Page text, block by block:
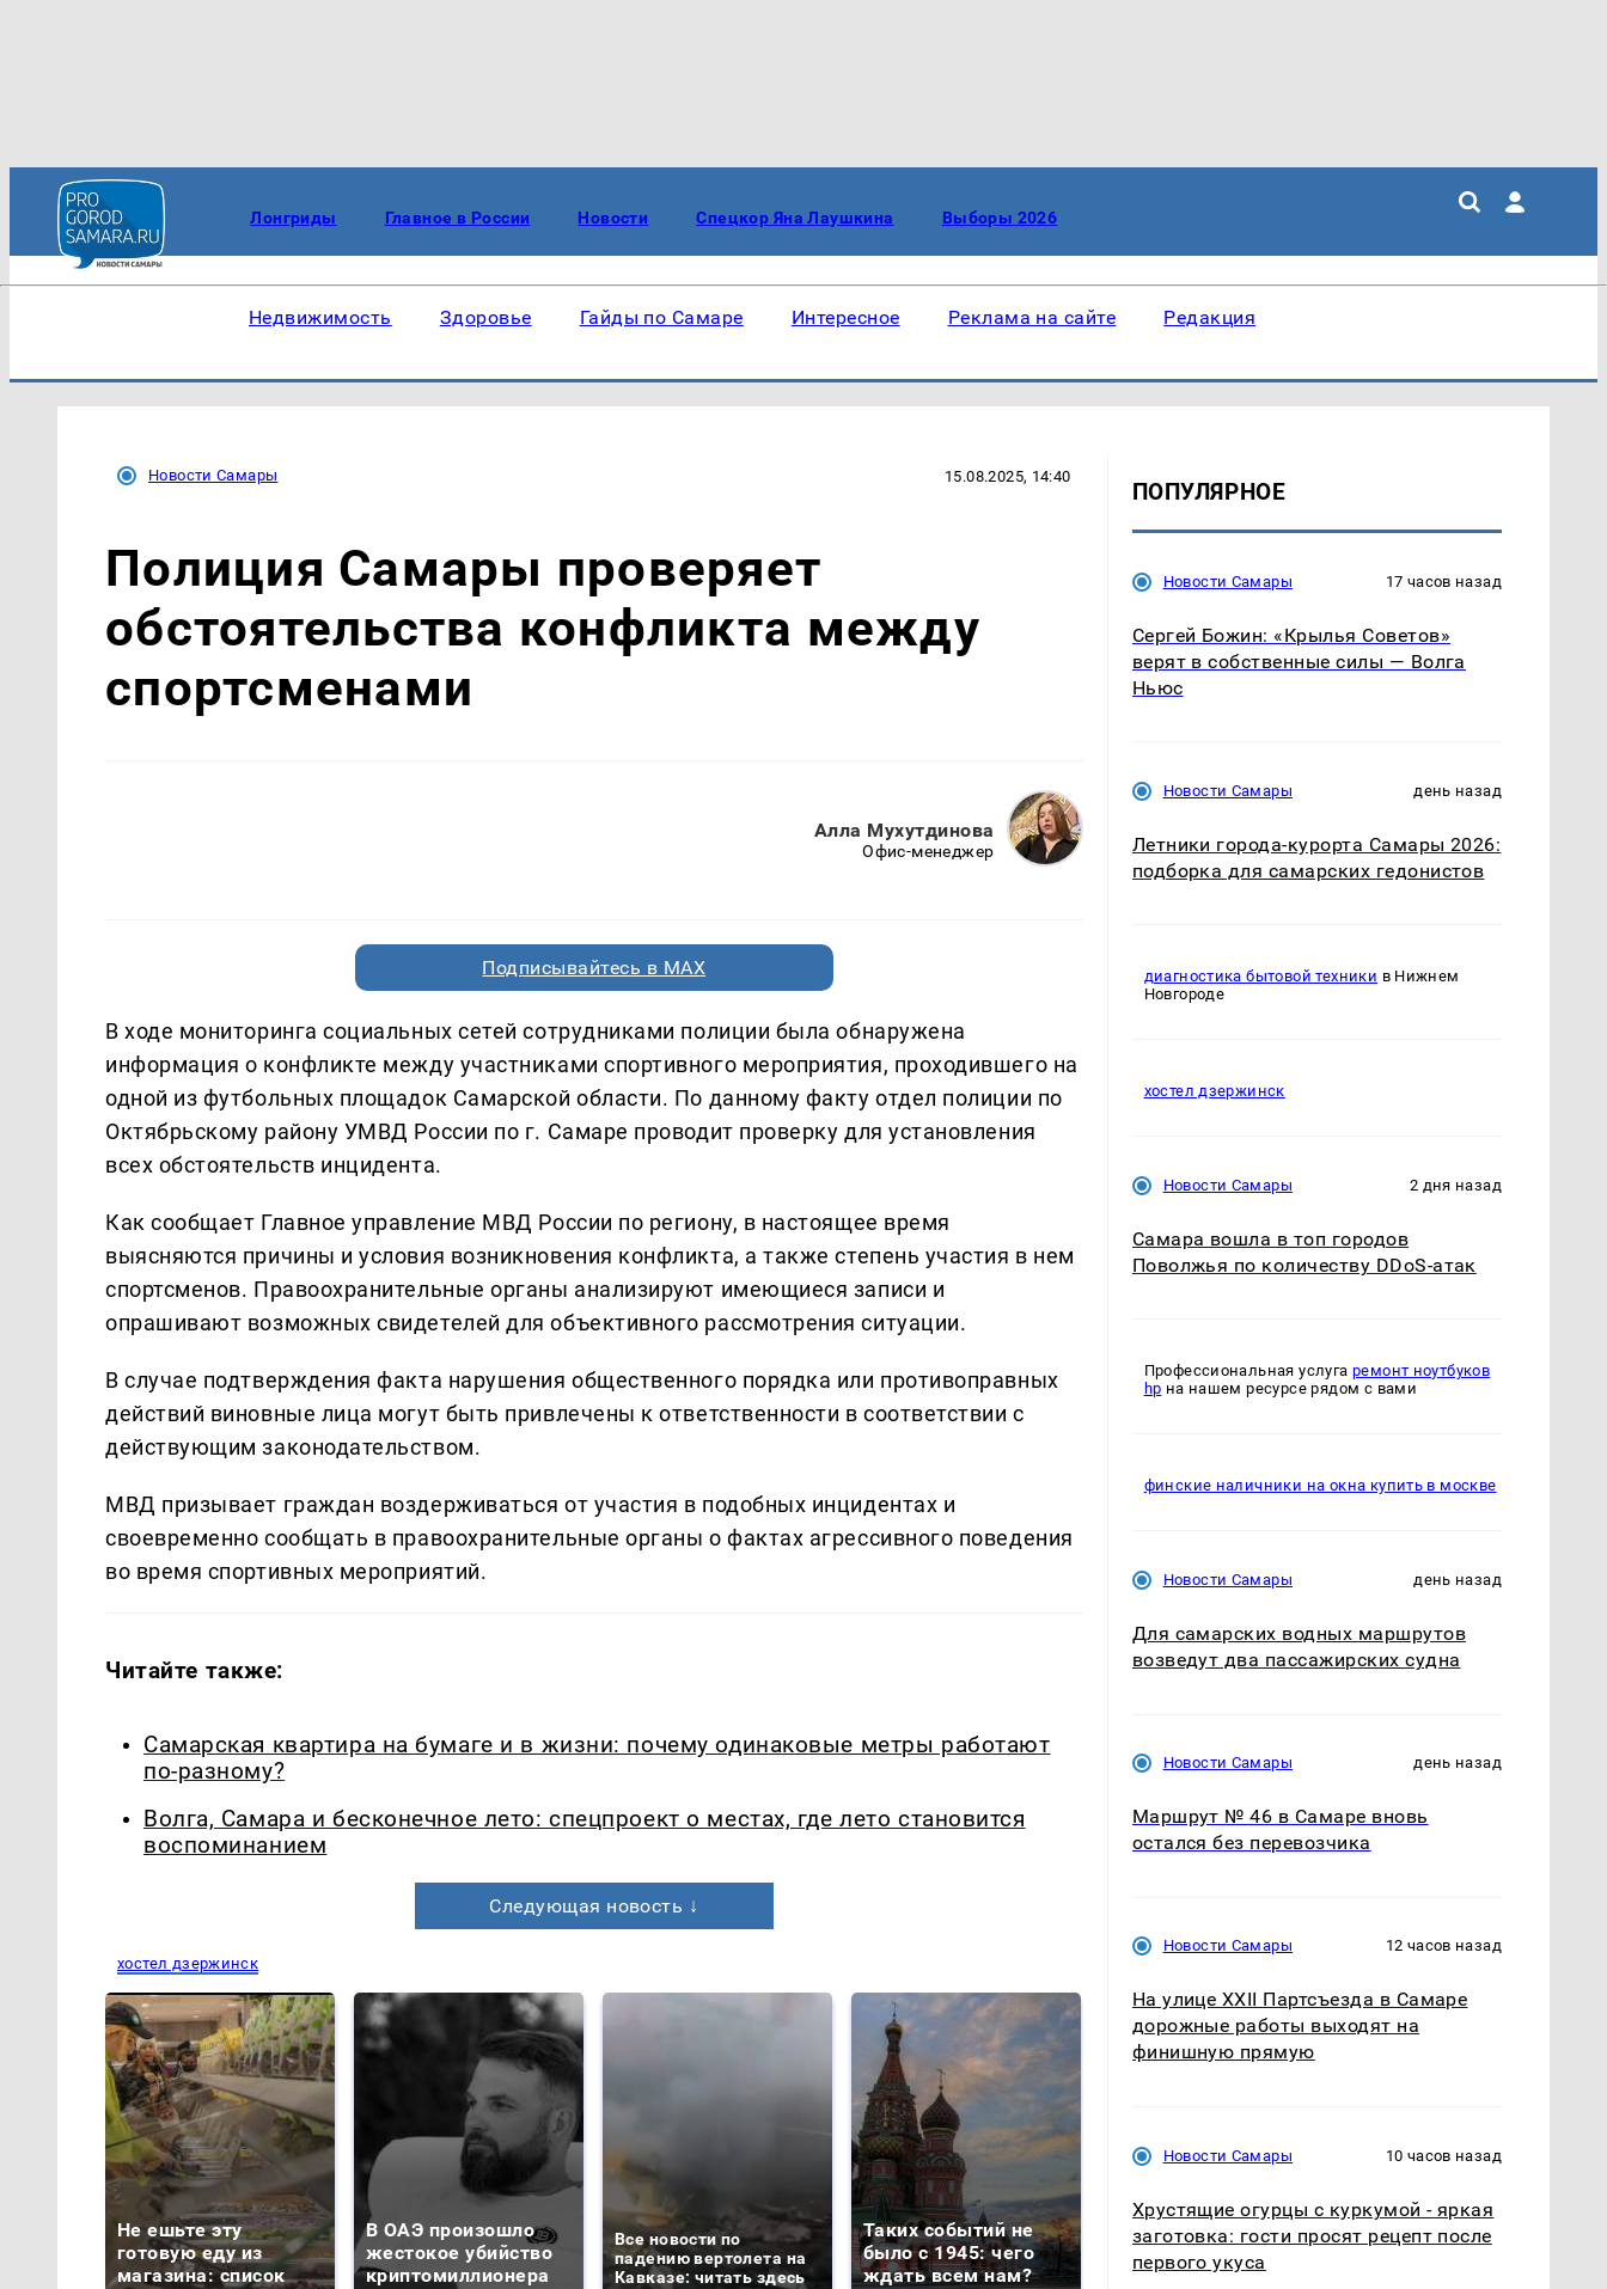
Лонгриды Главное в России Новости Спецкор Яна Лаушкина Выборы 2026
Недвижимость Здоровье Гайды по Самаре Интересное Реклама на сайте Редакция
Новости Самары 15.08.2025, 14:40
Полиция Самары проверяет
обстоятельства конфликта между
спортсменами
Алла Мухутдинова
Офис-менеджер
Подписывайтесь в MAX
В ходе мониторинга социальных сетей сотрудниками полиции была обнаружена
информация о конфликте между участниками спортивного мероприятия, проходившего на
одной из футбольных площадок Самарской области. По данному факту отдел полиции по
Октябрьскому району УМВД России по г. Самаре проводит проверку для установления
всех обстоятельств инцидента.
Как сообщает Главное управление МВД России по региону, в настоящее время
выясняются причины и условия возникновения конфликта, а также степень участия в нем
спортсменов. Правоохранительные органы анализируют имеющиеся записи и
опрашивают возможных свидетелей для объективного рассмотрения ситуации.
В случае подтверждения факта нарушения общественного порядка или противоправных
действий виновные лица могут быть привлечены к ответственности в соответствии с
действующим законодательством.
МВД призывает граждан воздерживаться от участия в подобных инцидентах и
своевременно сообщать в правоохранительные органы о фактах агрессивного поведения
во время спортивных мероприятий.
Читайте также:
Самарская квартира на бумаге и в жизни: почему одинаковые метры работают
по-разному?
Волга, Самара и бесконечное лето: спецпроект о местах, где лето становится
воспоминанием
Следующая новость ↓
хостел дзержинск
Не ешьте эту
готовую еду из
магазина: список
В ОАЭ произошло
жестокое убийство
криптомиллионера
Все новости по
падению вертолета на
Кавказе: читать здесь
Таких событий не
было с 1945: чего
ждать всем нам?
В магазинах России
ажиотаж из-за этого
продукта: что купить?
СМИ: В Химках на
полицейскую
машину напали и
ПОПУЛЯРНОЕ
Новости Самары 17 часов назад
Сергей Божин: «Крылья Советов»
верят в собственные силы — Волга
Ньюс
Новости Самары день назад
Летники города-курорта Самары 2026:
подборка для самарских гедонистов
диагностика бытовой техники в Нижнем
Новгороде
хостел дзержинск
Новости Самары 2 дня назад
Самара вошла в топ городов
Поволжья по количеству DDoS-атак
Профессиональная услуга ремонт ноутбуков
hp на нашем ресурсе рядом с вами
финские наличники на окна купить в москве
Новости Самары день назад
Для самарских водных маршрутов
возведут два пассажирских судна
Новости Самары день назад
Маршрут № 46 в Самаре вновь
остался без перевозчика
Новости Самары 12 часов назад
На улице XXII Партсъезда в Самаре
дорожные работы выходят на
финишную прямую
Новости Самары 10 часов назад
Хрустящие огурцы с куркумой - яркая
заготовка: гости просят рецепт после
первого укуса